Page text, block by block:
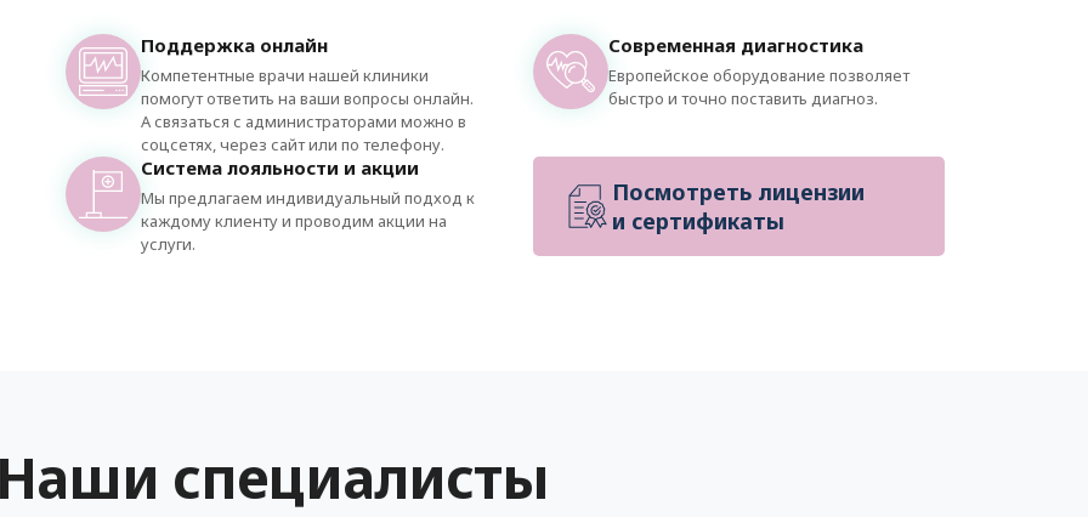
Поддержка онлайн
Компетентные врачи нашей клиники
помогут ответить на ваши вопросы онлайн.
А связаться с администраторами можно в
соцсетях, через сайт или по телефону.
Современная диагностика
Европейское оборудование позволяет
быстро и точно поставить диагноз.
Система лояльности и акции
Мы предлагаем индивидуальный подход к
каждому клиенту и проводим акции на
услуги.
Посмотреть лицензии
и сертификаты
Наши специалисты